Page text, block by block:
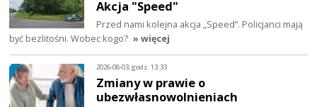
Akcja "Speed"
Przed nami kolejna akcja „Speed”. Policjanci mają
być bezlitośni. Wobec kogo? » więcej
2026-08-03, godz. 13:33
Zmiany w prawie o
ubezwłasnowolnieniach